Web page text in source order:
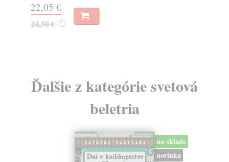
22,05 €
24,50 € ?
Ďalšie z kategórie svetová
beletria
na sklade
novinka